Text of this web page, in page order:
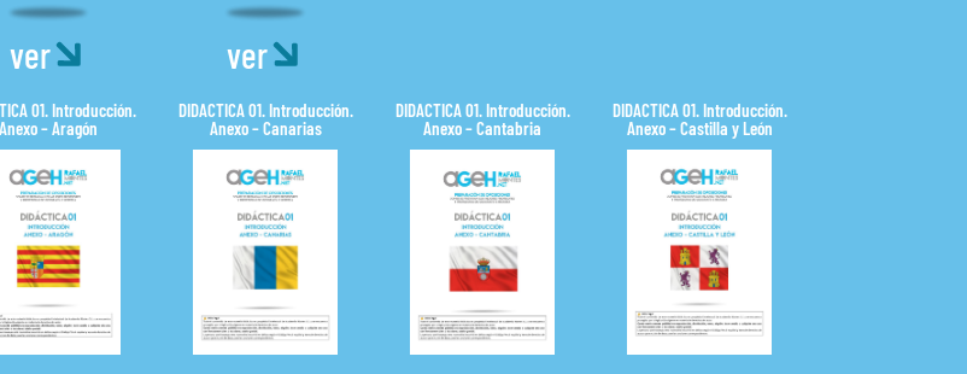
ver ver
01. Introducción.
Anexo – Aragón
DIDACTICA 01. Introducción.
Anexo – Canarias
DIDACTICA 01. Introducción.
Anexo – Cantabria
DIDACTICA 01. Introducción.
Anexo – Castilla y León